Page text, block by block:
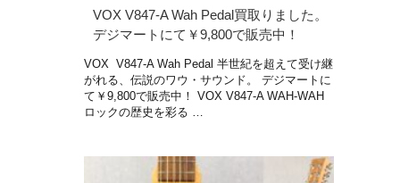
VOX V847-A Wah Pedal買取りました。
デジマートにて￥9,800で販売中！
VOX V847-A Wah Pedal 半世紀を超えて受け継
がれる、伝説のワウ・サウンド。 デジマートに
て￥9,800で販売中！ VOX V847‐A WAH-WAH
ロックの歴史を彩る …